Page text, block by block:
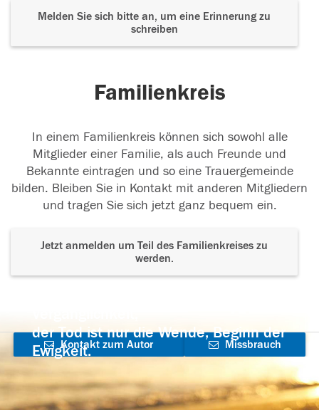
Melden Sie sich bitte an, um eine Erinnerung zu
schreiben
Familienkreis
In einem Familienkreis können sich sowohl alle
Mitglieder einer Familie, als auch Freunde und
Bekannte eintragen und so eine Trauergemeinde
bilden. Bleiben Sie in Kontakt mit anderen Mitgliedern
und tragen Sie sich jetzt ganz bequem ein.
Jetzt anmelden um Teil des Familienkreises zu
werden.
der Tod ist nur die Wende, Beginn der
Ewigkeit.
Kontakt zum Autor
aufnehmen
Missbrauch